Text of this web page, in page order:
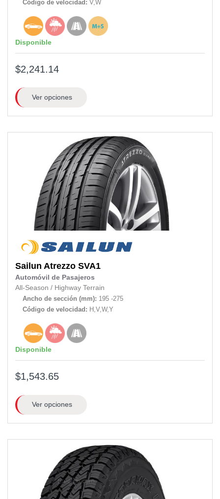
Código de velocidad: V,W
Disponible
$2,241.14
Ver opciones
Sailun Atrezzo SVA1
Automóvil de Pasajeros
All-Season / Highway Terrain
Ancho de sección (mm): 195 -275
Código de velocidad: H,V,W,Y
Disponible
$1,543.65
Ver opciones